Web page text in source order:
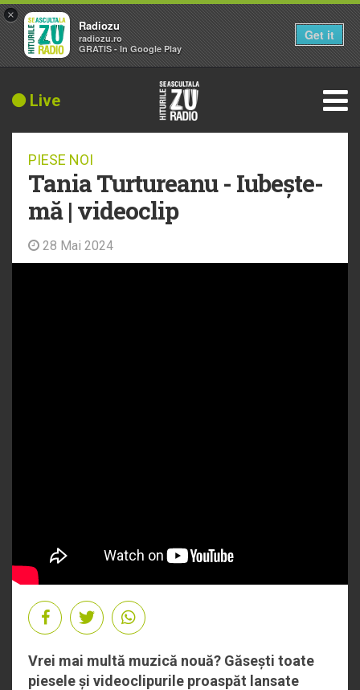
Live
PIESE NOI
Tania Turtureanu - Iubește-
mă | videoclip
28 Mai 2024
Vrei mai multă muzică nouă? Găsești toate
piesele și videoclipurile proaspăt lansate
×
Radiozu
radiozu.ro
GRATIS - In Google Play
Get it